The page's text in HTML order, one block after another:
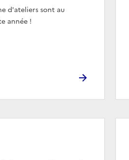
d'ateliers sont au
année !